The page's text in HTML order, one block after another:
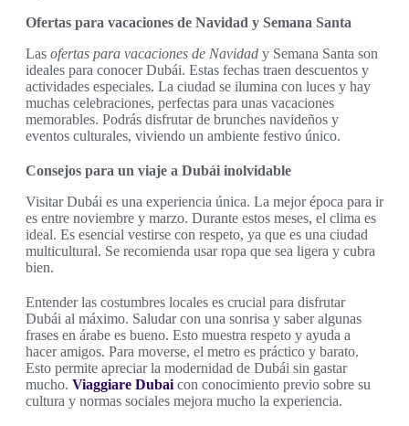
Ofertas para vacaciones de Navidad y Semana Santa
Las ofertas para vacaciones de Navidad y Semana Santa son
ideales para conocer Dubái. Estas fechas traen descuentos y
actividades especiales. La ciudad se ilumina con luces y hay
muchas celebraciones, perfectas para unas vacaciones
memorables. Podrás disfrutar de brunches navideños y
eventos culturales, viviendo un ambiente festivo único.
Consejos para un viaje a Dubái inolvidable
Visitar Dubái es una experiencia única. La mejor época para ir
es entre noviembre y marzo. Durante estos meses, el clima es
ideal. Es esencial vestirse con respeto, ya que es una ciudad
multicultural. Se recomienda usar ropa que sea ligera y cubra
bien.
Entender las costumbres locales es crucial para disfrutar
Dubái al máximo. Saludar con una sonrisa y saber algunas
frases en árabe es bueno. Esto muestra respeto y ayuda a
hacer amigos. Para moverse, el metro es práctico y barato.
Esto permite apreciar la modernidad de Dubái sin gastar
mucho. Viaggiare Dubai con conocimiento previo sobre su
cultura y normas sociales mejora mucho la experiencia.